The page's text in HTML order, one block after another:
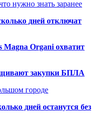
нужно знать заранее
дней отключат
Organi охватит
закупки БПЛА
городе
дней останутся без